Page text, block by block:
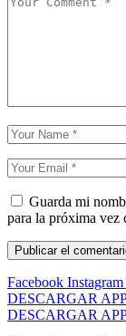
Guarda mi
para la próxima vez
Facebook Instagram
DESCARGAR
DESCARGAR